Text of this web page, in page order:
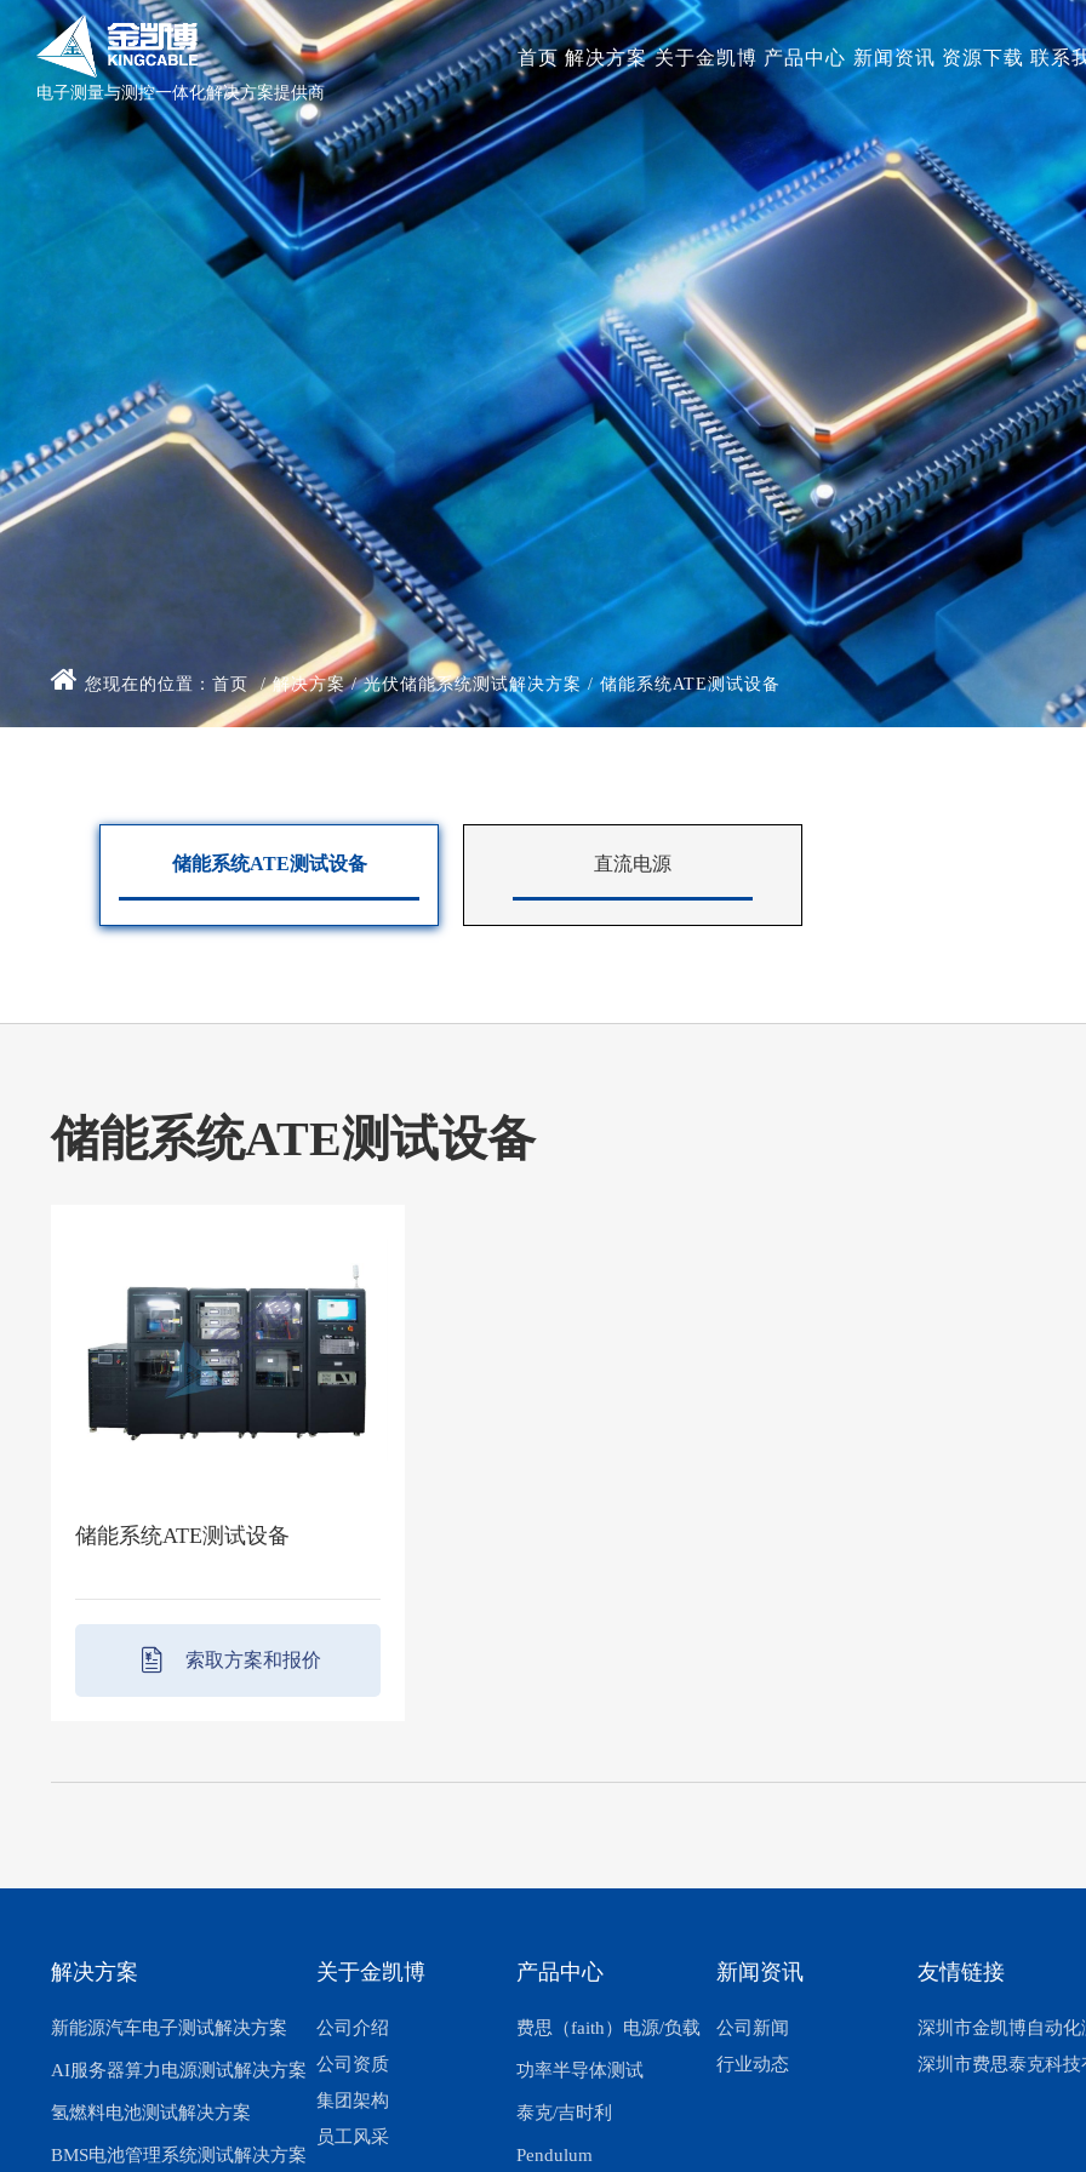
电子测量与测控一体化解决方案提供商
首页 解决方案 关于金凯博 产品中心 新闻资讯 资源下载 联系
您现在的位置： 首页 /解决方案/光伏储能系统测试解决方案 / 储能系统ATE测试设备
储能系统ATE测试设备 直流电源
储能系统ATE测试设备
储能系统ATE测试设备
索取方案和报价
解决方案
新能源汽车电子测试解决方案
AI服务器算力电源测试解决方案
氢燃料电池测试解决方案
BMS电池管理系统测试解决方案
关于金凯博
公司介绍
公司资质
集团架构
员工风采
产品中心
费思（faith）电源/负载
功率半导体测试
泰克/吉时利
Pendulum
新闻资讯
公司新闻
行业动态
友情链接
深圳市金凯博自动
深圳市费思泰克科技